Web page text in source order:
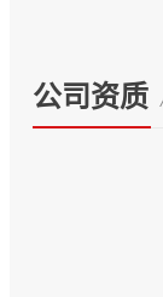
公司资质